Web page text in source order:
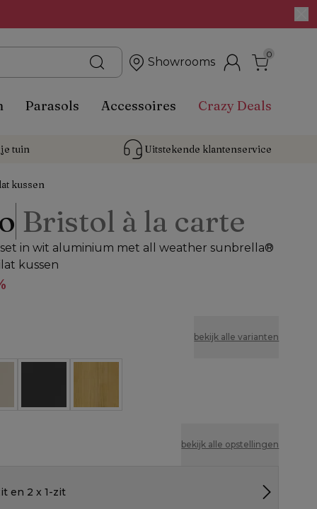
Showrooms
0
Parasols Accessoires Crazy Deals
tuin Uitstekende klantenservice
kussen
Bristol à la carte
in wit aluminium met all weather sunbrella®
kussen
bekijk alle varianten
bekijk alle opstellingen
en 2 x 1-zit